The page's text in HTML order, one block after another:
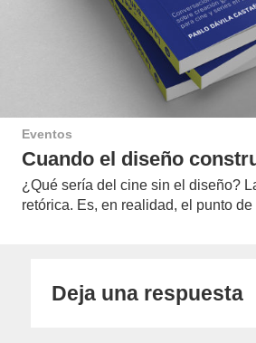
Eventos
Cuando el diseño
¿Qué sería del cine sin el diseño?
retórica. Es, en realidad, el punto
Deja una respuesta